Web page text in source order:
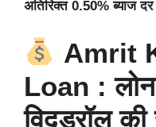
अतिरिक्त 0.50% ब्याज दर
Amrit
Loan :
विदड्रॉल